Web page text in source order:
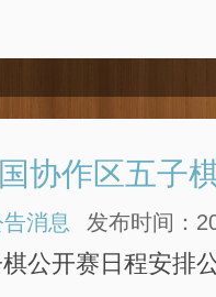
协作区五子
消息 发布时间：
公开赛日程安排